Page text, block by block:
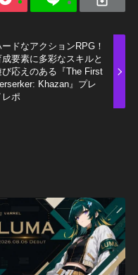
ードなアクションRPG！
成要素に多彩なスキルと
び応えのある『The First
Khazan』プレ
レポ